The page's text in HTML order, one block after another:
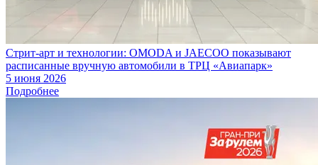
Стрит-арт и технологии: OMODA и JAECOO показывают
расписанные вручную автомобили в ТРЦ «Авиапарк»
5 июня 2026
Подробнее